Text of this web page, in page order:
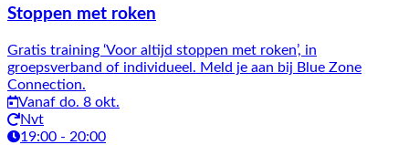
Stoppen met roken
Gratis training ‘Voor altijd stoppen met roken’, in
groepsverband of individueel. Meld je aan bij Blue Zone
Connection.
Vanaf do. 8 okt.
Nvt
19:00 - 20:00